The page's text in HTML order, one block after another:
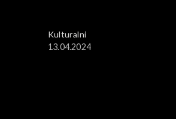
Kulturalni
13.04.2024